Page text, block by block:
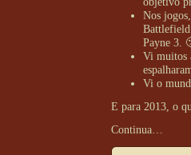
Nos
Payne 3.
Vi muitos
Vi o
E para 2013, o
Continua…